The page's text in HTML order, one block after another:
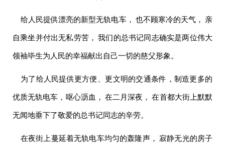
给人民提供漂亮的新型无轨电车， 也不顾寒冷的天气， 亲
自乘坐并付出无私劳苦， 我们的总书记同志确实是两位伟大
领袖毕生为人民的幸福献出自己一切的慈父形象。
为了给人民提供更方便、更文明的交通条件，制造更多的
优质无轨电车，呕心沥血， 在二月深夜， 在首都大街上默默
无闻地垂下了敬爱的总书记同志的辛劳。
在夜街上蔓延着无轨电车均匀的轰隆声， 寂静无光的房子